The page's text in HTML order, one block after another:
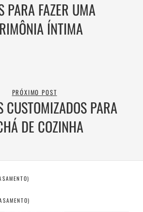
PARA FAZER UMA
ÍNTIMA
PRÓXIMO POST
CUSTOMIZADOS PARA
DE COZINHA